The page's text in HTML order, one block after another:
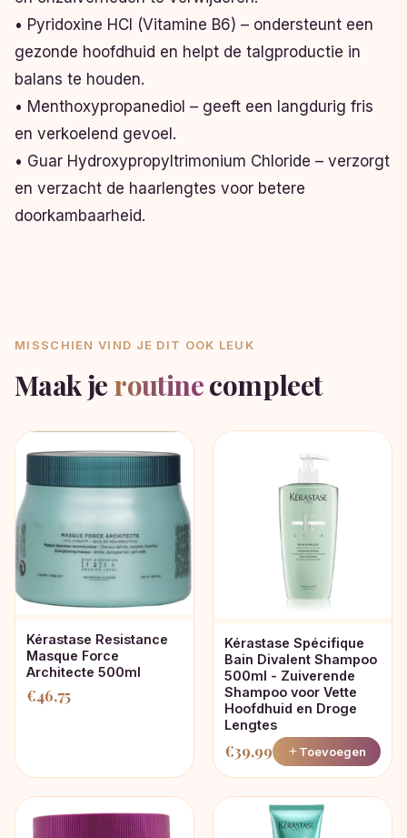
• Pyridoxine HCl (Vitamine B6) – ondersteunt een
gezonde hoofdhuid en helpt de talgproductie in
balans te houden.
• Menthoxypropanediol – geeft een langdurig fris
en verkoelend gevoel.
• Guar Hydroxypropyltrimonium Chloride – verzorgt
en verzacht de haarlengtes voor betere
doorkambaarheid.
MISSCHIEN VIND JE DIT OOK LEUK
Maak je routinecompleet
Kérastase Resistance
Masque Force
Architecte 500ml
€46,75
Kérastase Spécifique
Bain Divalent Shampoo
500ml - Zuiverende
Shampoo voor Vette
Hoofdhuid en Droge
Lengtes
€39,99 Toevoegen